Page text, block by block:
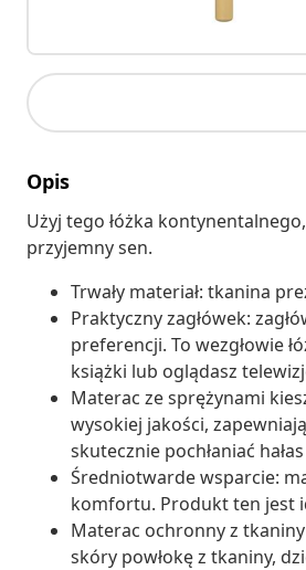
Opis
Użyj tego łóżka
przyjemny sen.
Trwały materiał: tkanina
Praktyczny zagłówek:
preferencji. To wezgłowie
książki lub oglądasz
Materac ze sprężynami
wysokiej jakości,
skutecznie pochłaniać
Średniotwarde wsparcie:
komfortu. Produkt ten jest
Materac ochronny z
skóry powłokę z tkaniny,